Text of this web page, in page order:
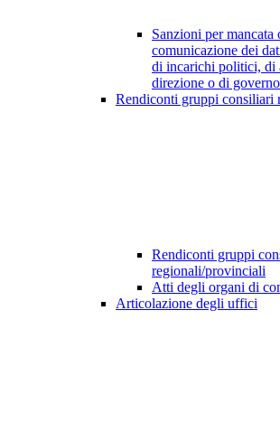
Sanzioni per mancata
comunicazione dei
di incarichi politici, di
direzione o di governo
Rendiconti gruppi consiliari
Rendiconti gruppi
regionali/provinciali
Atti degli organi di
Articolazione degli uffici